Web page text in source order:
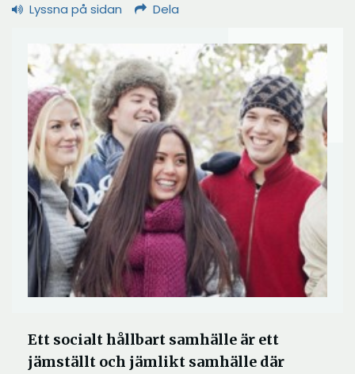
Lyssna på sidan Dela
Ett socialt hållbart samhälle är ett
jämställt och jämlikt samhälle där